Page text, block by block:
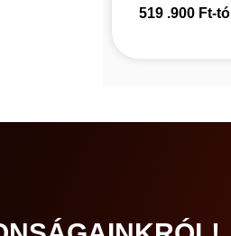
519 .900 Ft-tól